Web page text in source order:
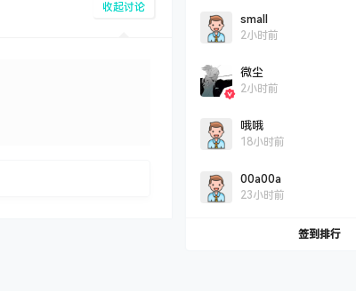
收起讨论
small
2小时前
微尘
2小时前
哦哦
18小时前
00a00a
23小时前
签到排行